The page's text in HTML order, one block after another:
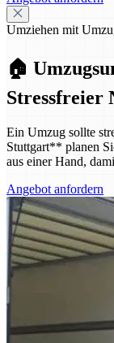
Umziehen mit
🏠
Stressfreier
Ein Umzug sollte
Stuttgart** planen
aus einer Hand,
Angebot anfordern